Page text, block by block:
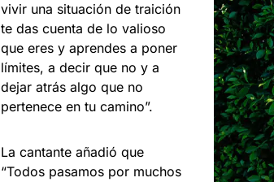
vivir una situación de traición
te das cuenta de lo valioso
que eres y aprendes a poner
límites, a decir que no y a
dejar atrás algo que no
pertenece en tu camino”.
La cantante añadió que
“Todos pasamos por muchos